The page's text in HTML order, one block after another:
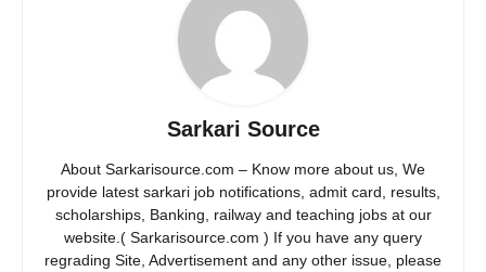
Sarkari Source
About Sarkarisource.com – Know more about us, We
provide latest sarkari job notifications, admit card, results,
scholarships, Banking, railway and teaching jobs at our
website.( Sarkarisource.com ) If you have any query
regrading Site, Advertisement and any other issue, please